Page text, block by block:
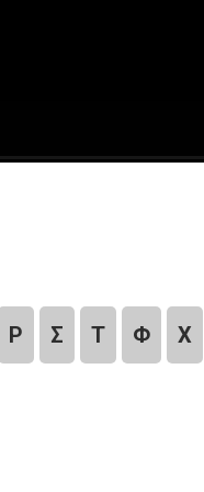
Ρ Σ Τ Φ Χ